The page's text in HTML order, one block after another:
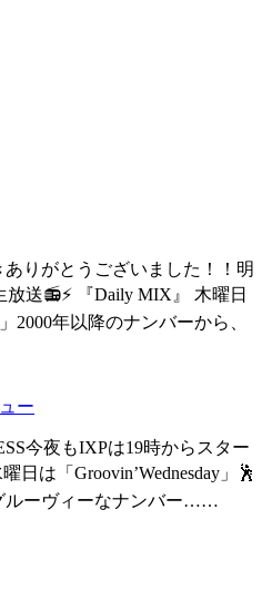
りがとうございました！！明
送📻⚡ 『Daily MIX』 木曜日
2000年以降のナンバーから、
ー
今夜もIXPは19時からスター
日は「Groovin’Wednesday」🕺
ルーヴィーなナンバー……